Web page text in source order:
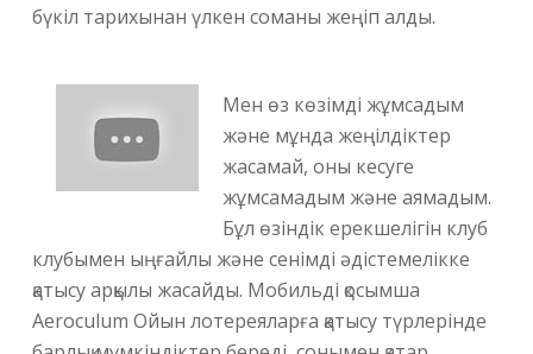
бүкіл тарихынан үлкен соманы жеңіп алды.
Мен өз көзімді жұмсадым
және мұнда жеңілдіктер
жасамай, оны кесуге
жұмсамадым және аямадым.
Бұл өзіндік ерекшелігін клуб
клубымен ыңғайлы және сенімді әдістемелікке
қатысу арқылы жасайды. Мобильді қосымша
Aeroculum Ойын лотереяларға қатысу түрлерінде